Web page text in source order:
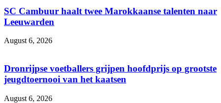
SC Cambuur haalt twee Marokkaanse talenten naar
Leeuwarden
August 6, 2026
Dronrijpse voetballers grijpen hoofdprijs op grootste
jeugdtoernooi van het kaatsen
August 6, 2026